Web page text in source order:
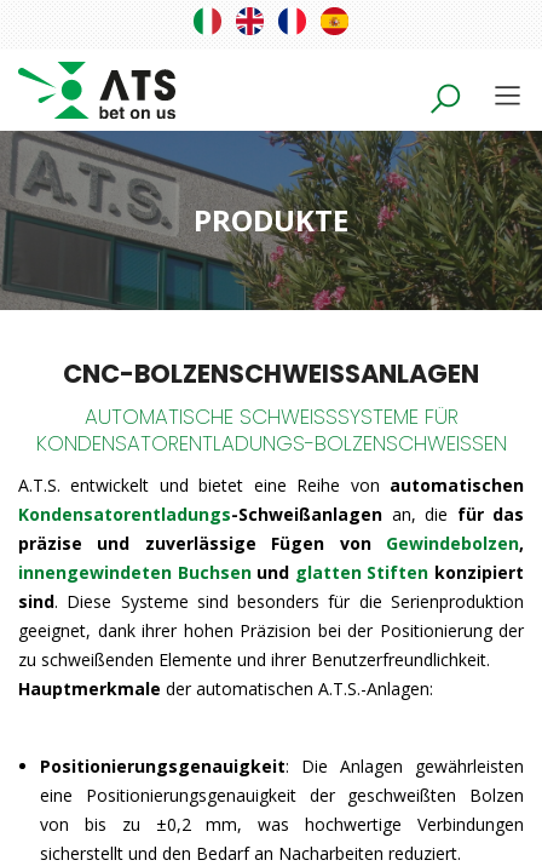
PRODUKTE
CNC-BOLZENSCHWEISSANLAGEN
AUTOMATISCHE SCHWEISSSYSTEME FÜR
KONDENSATORENTLADUNGS-BOLZENSCHWEISSEN
A.T.S. entwickelt und bietet eine Reihe von automatischen
Kondensatorentladungs-Schweißanlagen an, die für das
präzise und zuverlässige Fügen von Gewindebolzen,
innengewindeten Buchsenund glatten Stiften konzipiert
sind. Diese Systeme sind besonders für die Serienproduktion
geeignet, dank ihrer hohen Präzision bei der Positionierung der
zu schweißenden Elemente und ihrer Benutzerfreundlichkeit.​
Hauptmerkmale der automatischen A.T.S.-Anlagen:
Positionierungsgenauigkeit: Die Anlagen gewährleisten
eine Positionierungsgenauigkeit der geschweißten Bolzen
von bis zu ±0,2 mm, was hochwertige Verbindungen
sicherstellt und den Bedarf an Nacharbeiten reduziert.​